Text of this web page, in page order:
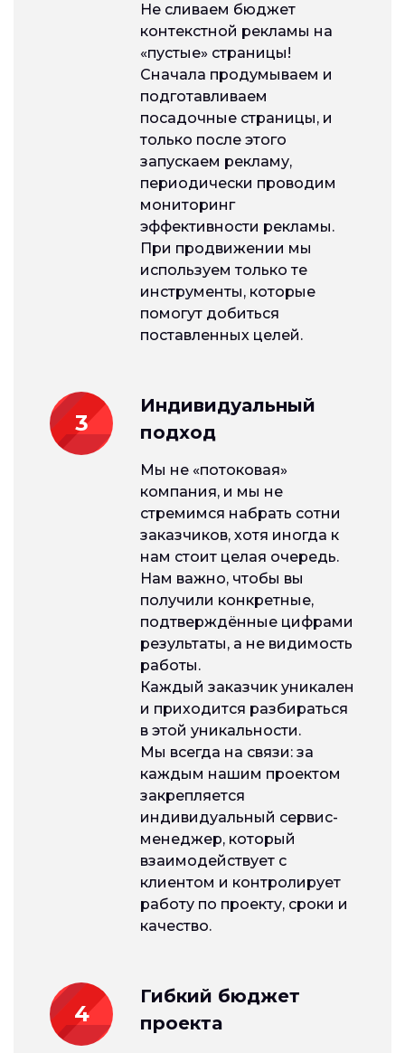
Не сливаем бюджет
контекстной рекламы на
«пустые» страницы!
Сначала продумываем и
подготавливаем
посадочные страницы, и
только после этого
запускаем рекламу,
периодически проводим
мониторинг
эффективности рекламы.
При продвижении мы
используем только те
инструменты, которые
помогут добиться
поставленных целей.
3
Индивидуальный
подход
Мы не «потоковая»
компания, и мы не
стремимся набрать сотни
заказчиков, хотя иногда к
нам стоит целая очередь.
Нам важно, чтобы вы
получили конкретные,
подтверждённые цифрами
результаты, а не видимость
работы.
Каждый заказчик уникален
и приходится разбираться
в этой уникальности.
Мы всегда на связи: за
каждым нашим проектом
закрепляется
индивидуальный сервис-
менеджер, который
взаимодействует с
клиентом и контролирует
работу по проекту, сроки и
качество.
4
Гибкий бюджет
проекта